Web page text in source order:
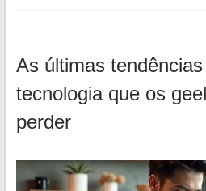
As últimas
tecnologia que os
perder